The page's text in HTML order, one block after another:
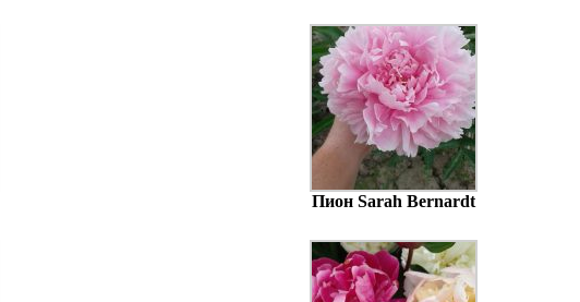
Пион Sarah Bernardt